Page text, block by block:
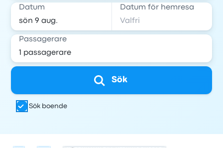
Datum Datum för hemresa
Passagerare
Sök
Sök boende